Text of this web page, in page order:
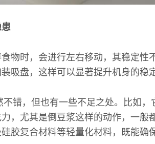
物时，会进行左右移动，其稳定性
吸盘，这样可以显著提升机身的稳
不错，但也有一些不足之处。比如
，尤其是倒豆浆这样的动作，一般
胶复合材料等轻量化材料，既能确